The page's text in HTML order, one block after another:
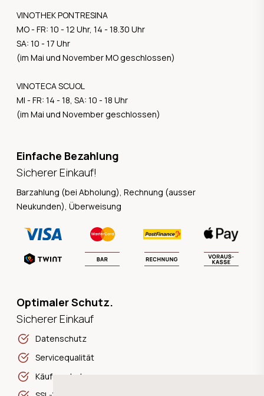
VINOTHEK PONTRESINA
MO - FR: 10 - 12 Uhr, 14 - 18.30 Uhr
SA: 10 - 17 Uhr
(im Mai und November MO geschlossen)
VINOTECA SCUOL
MI - FR: 14 - 18, SA: 10 - 18 Uhr
(im Mai und November geschlossen)
Einfache Bezahlung
Sicherer Einkauf!
Barzahlung (bei Abholung), Rechnung (ausser
Neukunden), Überweisung
Optimaler Schutz.
Sicherer Einkauf
Datenschutz
Servicequalität
Käuferschutz